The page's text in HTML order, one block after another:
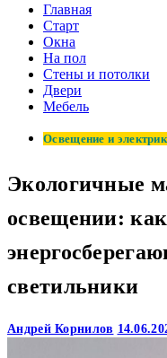
Главная
Старт
Окна
На пол
Стены и потолки
Двери
Мебель
Освещение и
Экологичные
освещении:
светильники
Андрей Корнилов